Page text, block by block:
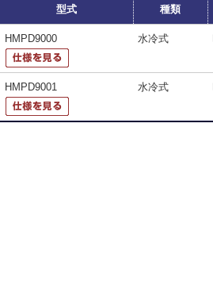
型式 種類
HMPD9000 水冷式
HMPD9001 水冷式